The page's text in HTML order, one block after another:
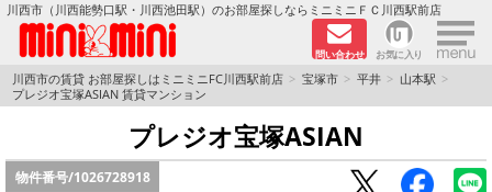
川西市（川西能勢口駅・川西池田駅）のお部屋探しならミニミニＦＣ川西駅前店
問い合わせ お気に入り ×
TOPページ
ペットOKの物件
川西市の賃貸 お部屋探しはミニミニFC川西駅前店 宝塚市 平井
山本駅
プレジオ宝塚ASIAN 賃貸マンション
プレジオ宝塚ASIAN
物件番号/1026728918